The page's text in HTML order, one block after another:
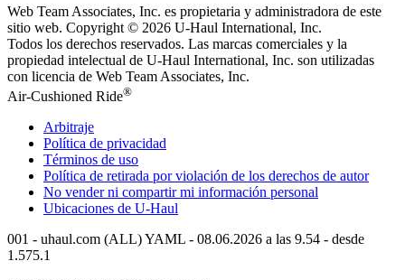
Web Team Associates, Inc. es propietaria y administradora de este
sitio web. Copyright © 2026 U-Haul International, Inc.
Todos los derechos reservados. Las marcas comerciales y la
propiedad intelectual de U-Haul International, Inc. son utilizadas
con licencia de Web Team Associates, Inc.
Air-Cushioned Ride®
Arbitraje
Política de privacidad
Términos de uso
Política de retirada por violación de los derechos de autor
No vender ni compartir mi información personal
Ubicaciones de U-Haul
001 - uhaul.com (ALL) YAML - 08.06.2026 a las 9.54 - desde
1.575.1